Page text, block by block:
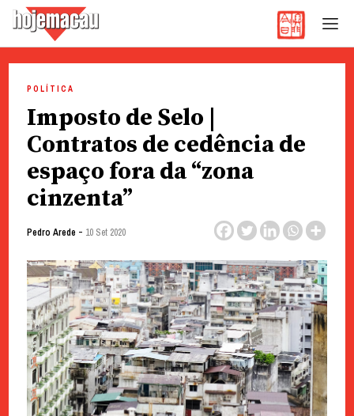
content
POLÍTICA
Imposto de Selo |
Contratos de cedência de
espaço fora da “zona
cinzenta”
Pedro Arede - 10 Set 2020